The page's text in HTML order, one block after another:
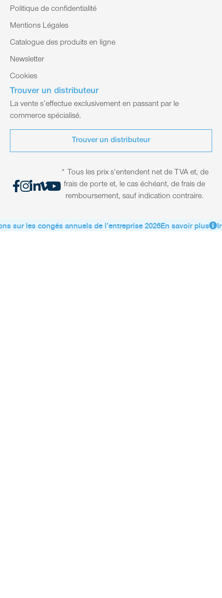
Politique de confidentialité
Mentions Légales
Catalogue des produits en ligne
Newsletter
Cookies
Trouver un distributeur
La vente s’effectue exclusivement en passant par le
commerce spécialisé.
Trouver un distributeur
* Tous les prix s’entendent net de TVA et, de
frais de porte et, le cas échéant, de frais de
remboursement, sauf indication contraire.
sur les congés annuels de l’entreprise 2026En savoir plus